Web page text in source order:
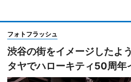
フォトフラッシュ
渋谷の街をイメージしたよ
タヤでハローキティ50周年